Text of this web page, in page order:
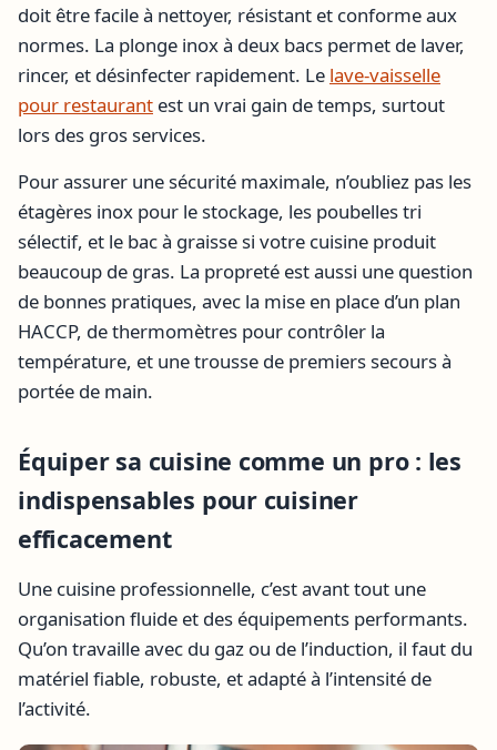
doit être facile à nettoyer, résistant et conforme aux
normes. La plonge inox à deux bacs permet de laver,
rincer, et désinfecter rapidement. Le lave-vaisselle
pour restaurant est un vrai gain de temps, surtout
lors des gros services.
Pour assurer une sécurité maximale, n’oubliez pas les
étagères inox pour le stockage, les poubelles tri
sélectif, et le bac à graisse si votre cuisine produit
beaucoup de gras. La propreté est aussi une question
de bonnes pratiques, avec la mise en place d’un plan
HACCP, de thermomètres pour contrôler la
température, et une trousse de premiers secours à
portée de main.
Équiper sa cuisine comme un pro : les
indispensables pour cuisiner
efficacement
Une cuisine professionnelle, c’est avant tout une
organisation fluide et des équipements performants.
Qu’on travaille avec du gaz ou de l’induction, il faut du
matériel fiable, robuste, et adapté à l’intensité de
l’activité.